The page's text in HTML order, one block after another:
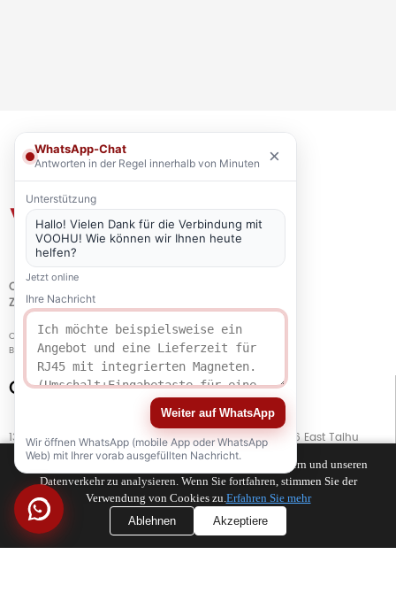
QUALITÄT
ZERTIFIZIERUNG
Copyright © 2021-2026 voohuele.com Alle Rechte vorbehalten
Beliebte Produkte-Sitemap-Speziell
Connect with Us
13. Stock, Gebäude G, Kaiping Business Center, Nr. 11666 East Taihu
Avenue, Bezirk Wujiang, Stadt Suzhou, Provinz Jiangsu, China
TEL
+86 133 5804 1040 (WhatsApp)
TEL
+86 180 2130 1136 / +86 133 3865 5578
Wir verwenden Cookies, um Ihr Surferlebnis zu verbessern und unseren
Datenverkehr zu analysieren. Wenn Sie fortfahren, stimmen Sie der
Verwendung von Cookies zu.Erfahren Sie mehr
Ablehnen
Akzeptiere
WhatsApp-Chat
Antworten in der Regel innerhalb von Minuten ×
Unterstützung
Hallo! Vielen Dank für die Verbindung mit
VOOHU! Wie können wir Ihnen heute
helfen?
Jetzt online
Ihre Nachricht
Weiter auf WhatsApp
Wir öffnen WhatsApp (mobile App oder WhatsApp
Web) mit Ihrer vorab ausgefüllten Nachricht.